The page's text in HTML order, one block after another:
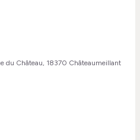
du Château, 18370 Châteaumeillant